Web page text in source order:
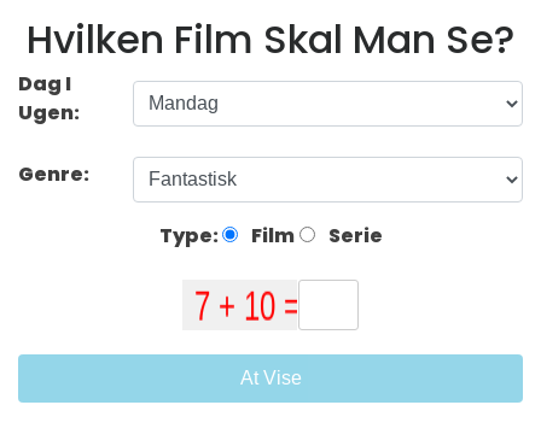
Hvilken Film Skal Man Se?
Dag I
Ugen:
Genre:
Type: Film Serie
At Vise